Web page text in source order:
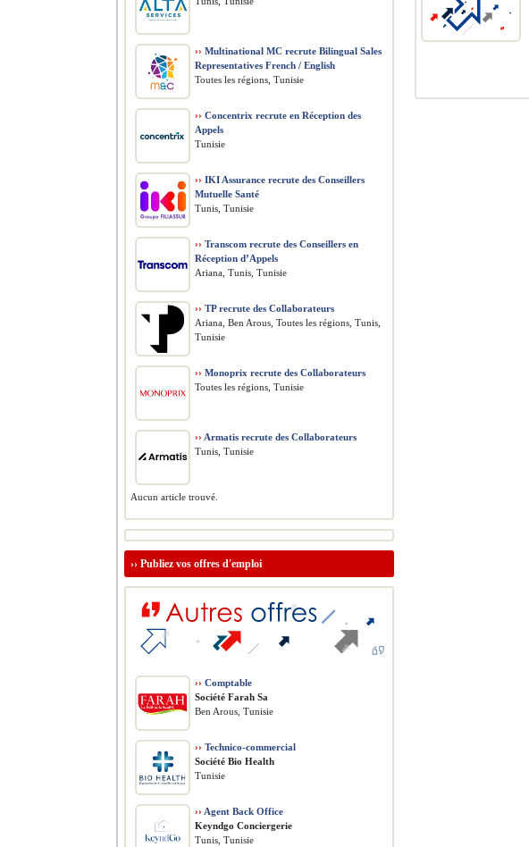
›› Multinational MC recrute Bilingual Sales
Representatives French / English
Toutes les régions, Tunisie
›› Concentrix recrute en Réception des
Appels
Tunisie
›› IKI Assurance recrute des Conseillers
Mutuelle Santé
Tunis, Tunisie
›› Transcom recrute des Conseillers en
Réception d’Appels
Ariana, Tunis, Tunisie
›› TP recrute des Collaborateurs
Ariana, Ben Arous, Toutes les régions, Tunis,
Tunisie
›› Monoprix recrute des Collaborateurs
Toutes les régions, Tunisie
›› Armatis recrute des Collaborateurs
Tunis, Tunisie
Aucun article trouvé.
›› Publiez vos offres d'emploi
›› Comptable
Société Farah Sa
Ben Arous, Tunisie
›› Technico-commercial
Société Bio Health
Tunisie
›› Agent Back Office
Keyndgo Conciergerie
Tunis, Tunisie